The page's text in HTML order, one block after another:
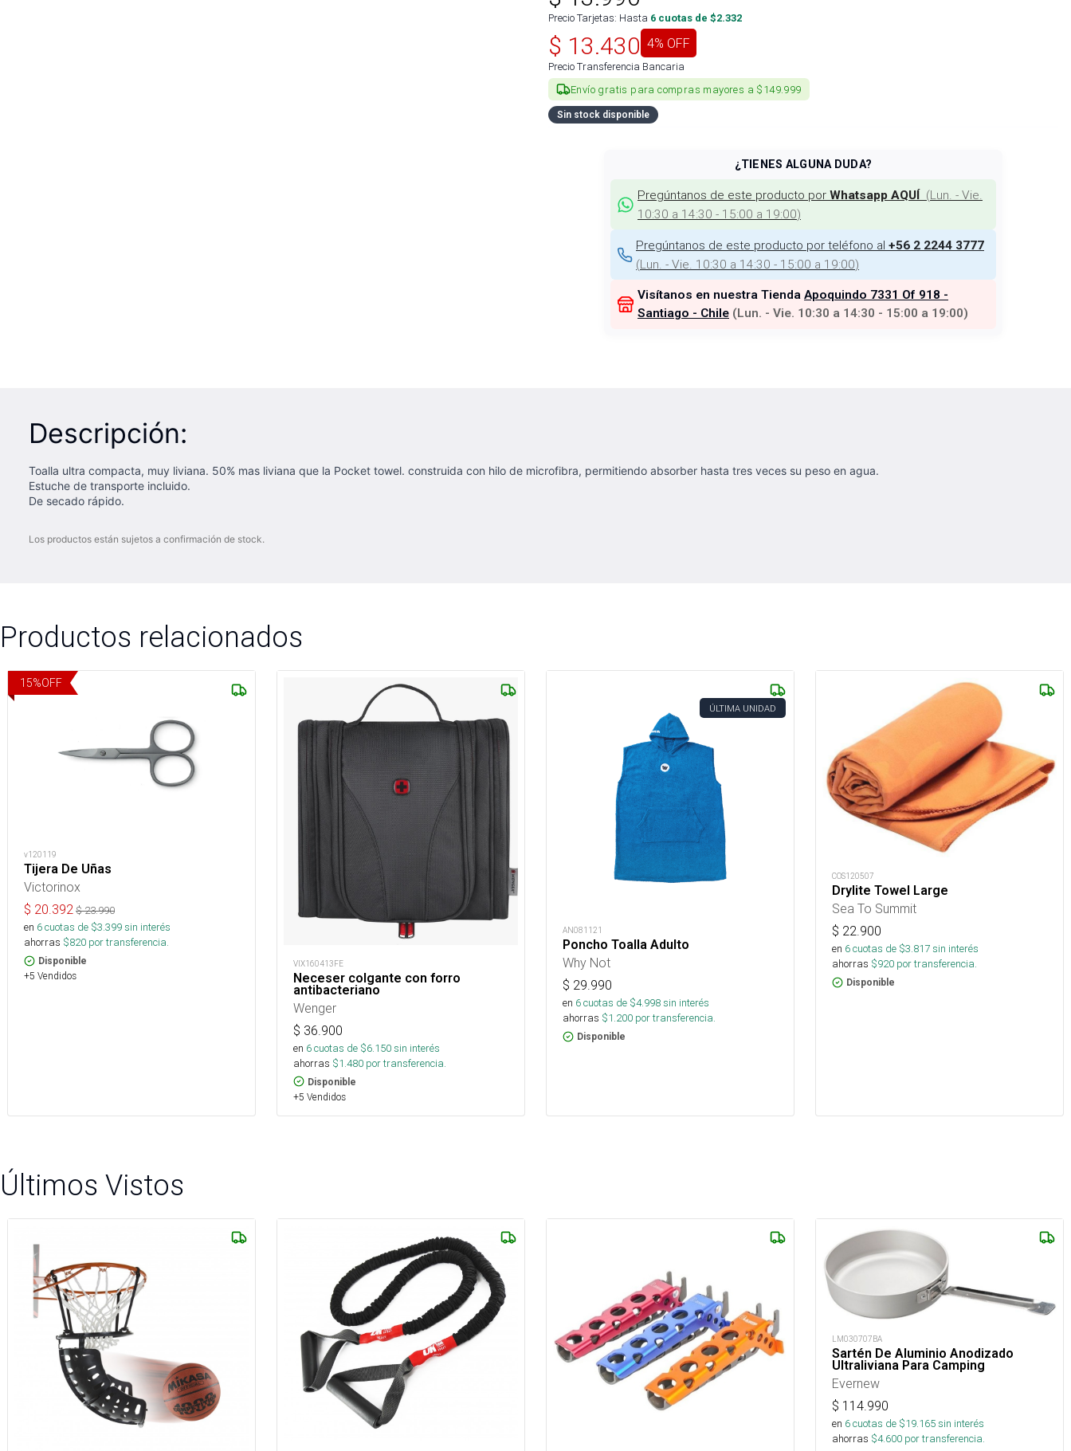
Precio Tarjetas: Hasta 6 cuotas de $2.332
$ 13.430 4% OFF
Precio Transferencia Bancaria
Envío gratis para compras mayores a $149.999
Sin stock disponible
¿TIENES ALGUNA DUDA?
Pregúntanos de este producto por Whatsapp AQUÍ (Lun. - Vie.
10:30 a 14:30 - 15:00 a 19:00)
Pregúntanos de este producto por teléfono al +56 2 2244 3777
(Lun. - Vie. 10:30 a 14:30 - 15:00 a 19:00)
Visítanos en nuestra Tienda Apoquindo 7331 Of 918 -
Santiago - Chile (Lun. - Vie. 10:30 a 14:30 - 15:00 a 19:00)
Descripción:
Toalla ultra compacta, muy liviana. 50% mas liviana que la Pocket towel. construida con hilo de microfibra, permitiendo absorber hasta tres veces su peso en agua.
Estuche de transporte incluido.
De secado rápido.
Los productos están sujetos a confirmación de stock.
Productos relacionados
15%OFF
v120119
Tijera De Uñas
Victorinox
$ 20.392 $23.990
en 6cuotas de $3.399sin interés
ahorras $820 por transferencia.
Disponible
+5 Vendidos
VIX160413FE
Neceser colgante con forro
antibacteriano
Wenger
$ 36.900
en 6cuotas de $6.150sin interés
ahorras $1.480 por transferencia.
Disponible
+5 Vendidos
ÚLTIMA UNIDAD
AN081121
Poncho Toalla Adulto
Why Not
$ 29.990
en 6cuotas de $4.998sin interés
ahorras $1.200 por transferencia.
Disponible
COS120507
Drylite Towel Large
Sea To Summit
$ 22.900
en 6cuotas de $3.817sin interés
ahorras $920 por transferencia.
Disponible
Últimos Vistos
LM030707BA
Sartén De Aluminio Anodizado
Ultraliviana Para Camping
Evernew
$ 114.990
en 6cuotas de $19.165sin interés
ahorras $4.600 por transferencia.